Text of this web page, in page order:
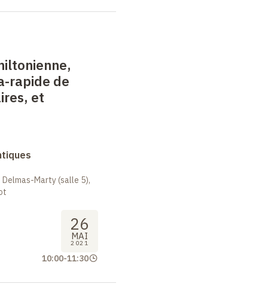
rapide de
et
Marty (salle 5),
26
MAI
2021
10:00-11:30